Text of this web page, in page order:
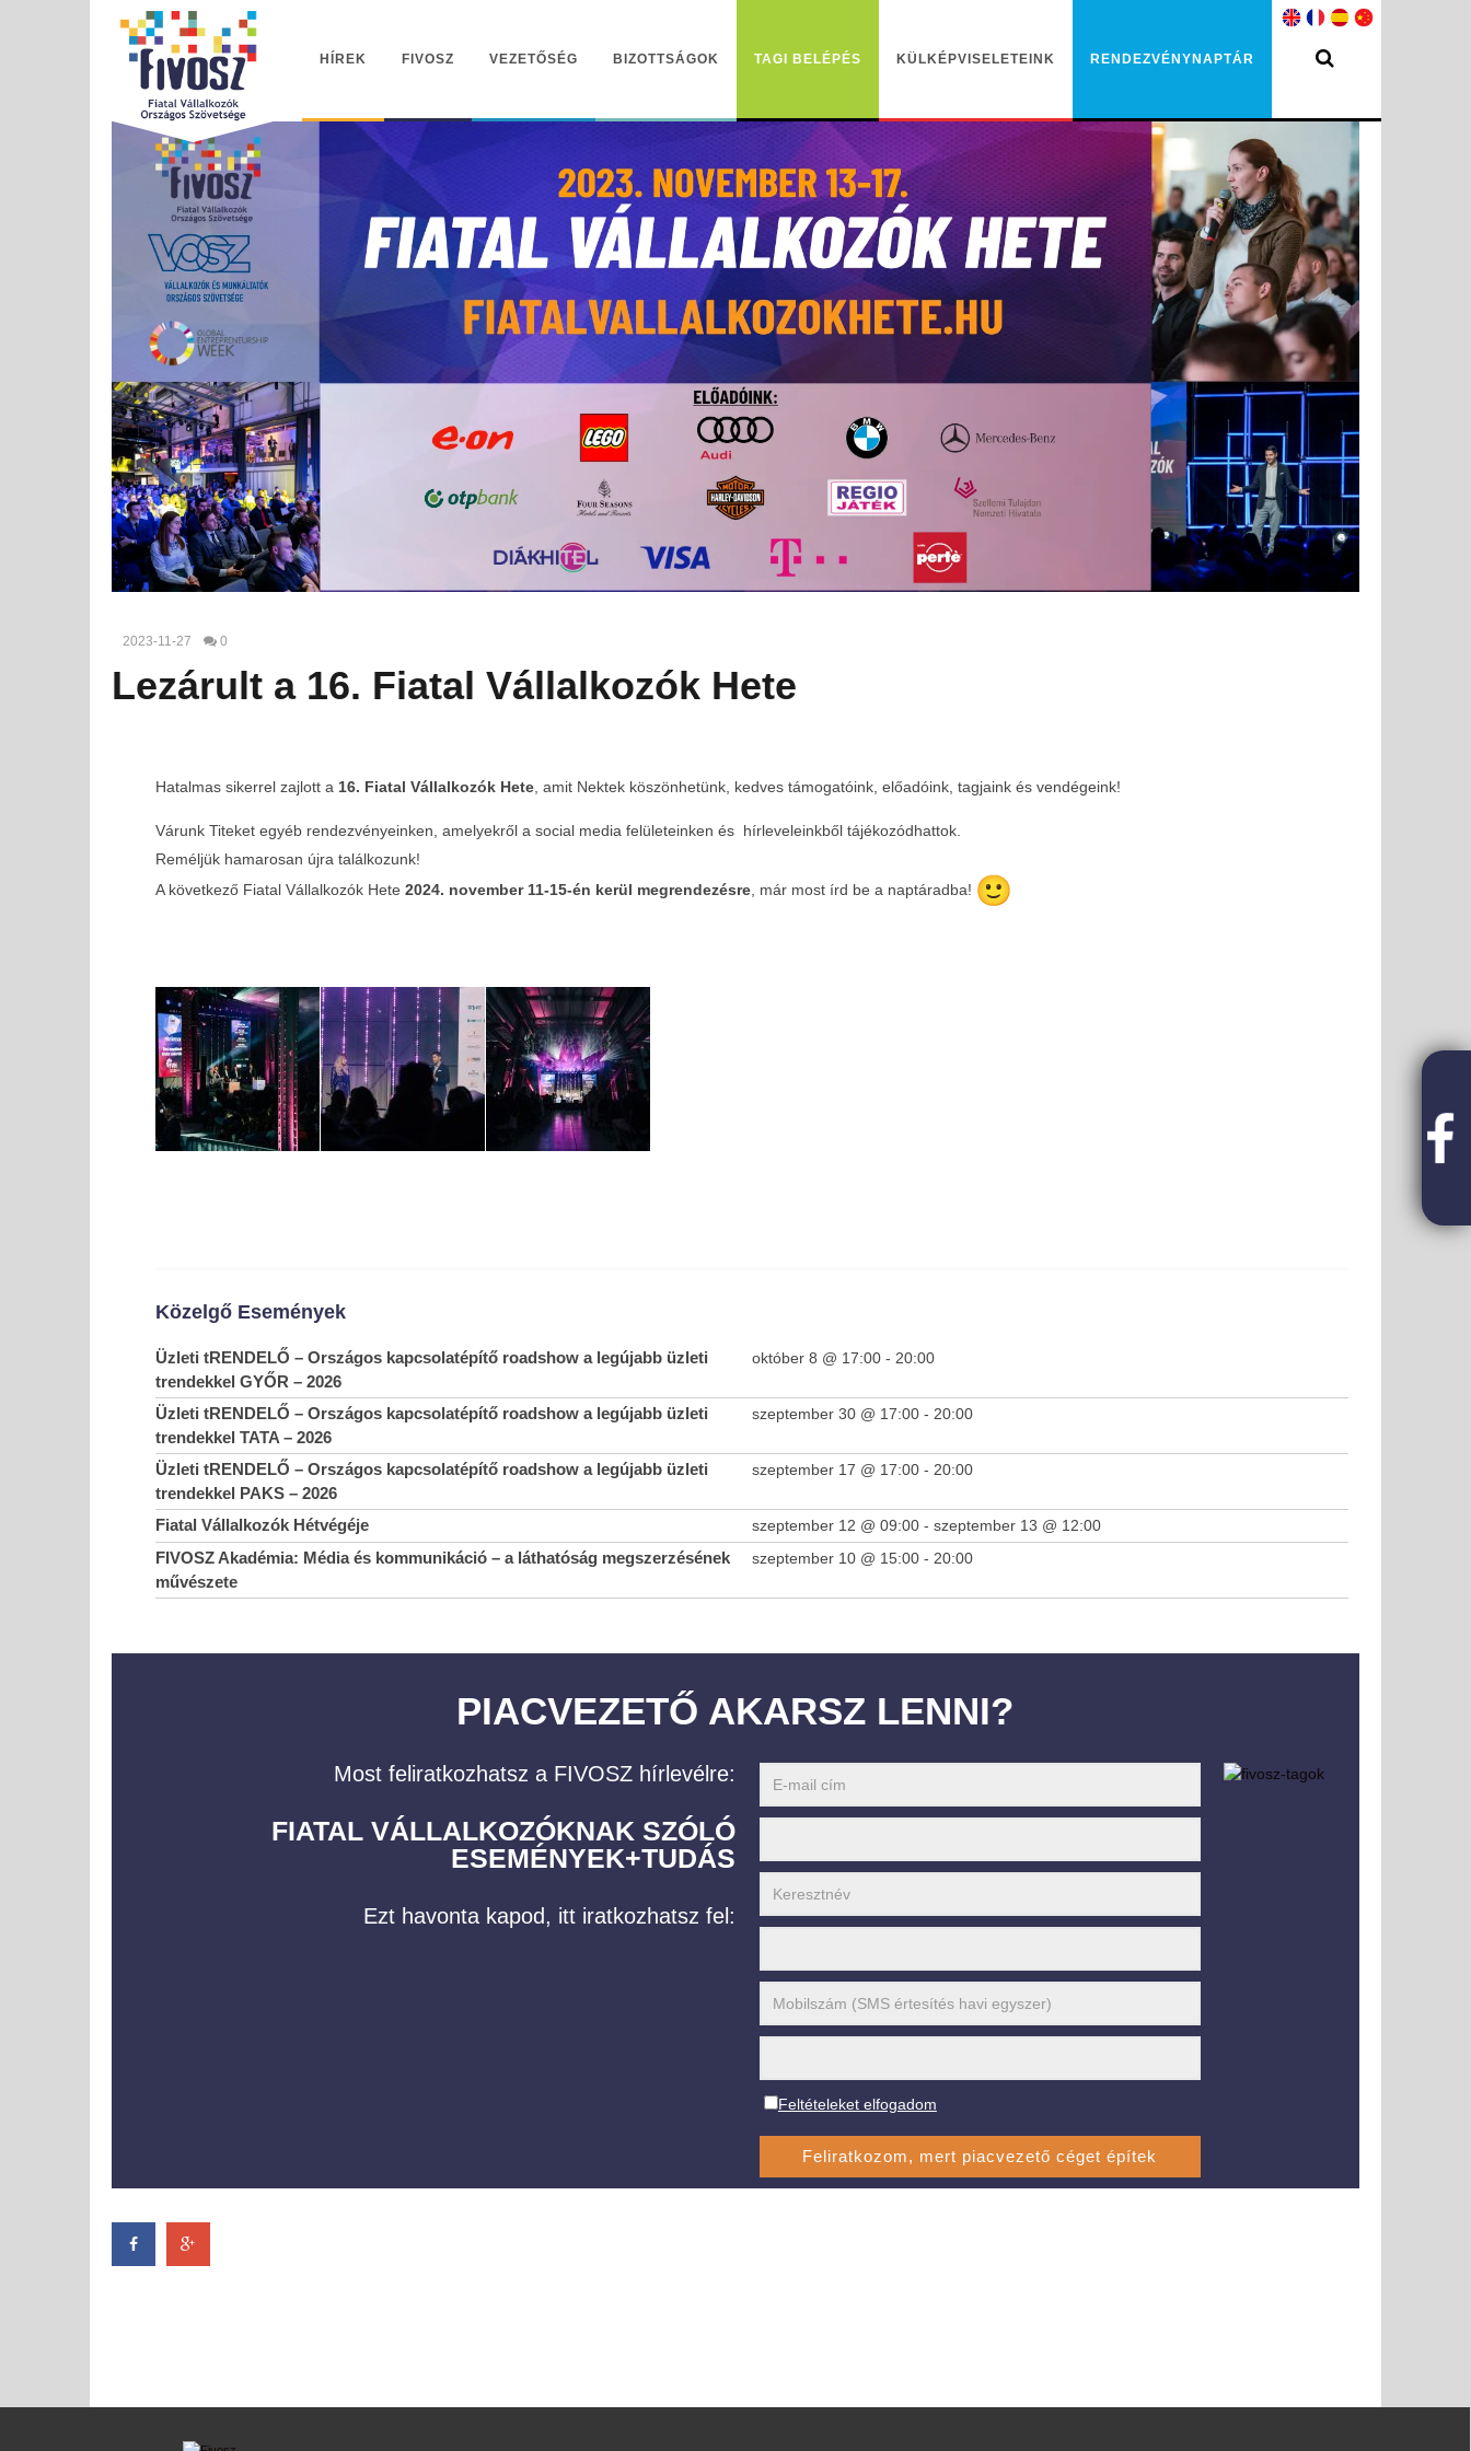
HÍREK FIVOSZ VEZETŐSÉG BIZOTTSÁGOK TAGI BELÉPÉS KÜLKÉPVISELETEINK RENDEZVÉNYNAPTÁR
2023-11-27 0
Lezárult a 16. Fiatal Vállalkozók Hete
MOST NÉZED
Lezárult a 16. Fiatal Vállalkozók Hete
2023-
11-27
Teltházas FIVOSZ Garden Party-t tartottunk a Continental
CityGolf Clubban
2023-
11-27
SOLD OUT - FIVOSZ Garden Party az AVIS-sel – A nyár
legjobb networking eseménye✨
2023-
11-27
Új régiós mozgásTÉR – üzleti lehetőségek, kapcsolatépítés
Aktív magyar szerepvállalás az OECD legmagasabb szintű
gazdaságpolitikai fórumán a párizsi Ministerial Council
2023-
11-27
Zártkörű szakmai meetupot tartott a FIVOSZ Építőipari és
2023-
2023-
19 éves a FIVOSZ: új munkacsoportokkal és szakmai
Üzleti tRENDELŐ – Országos kapcsolatépítő roadshow a
Hatalmas sikerrel zajlott a 16. Fiatal Vállalkozók Hete, amit Nektek köszönhetünk, kedves támogatóink, előadóink, tagjaink és vendégeink!
Várunk Titeket egyéb rendezvényeinken, amelyekről a social media felületeinken és hírleveleinkből tájékozódhattok.
Reméljük hamarosan újra találkozunk!
A következő Fiatal Vállalkozók Hete 2024. november 11-15-én kerül megrendezésre, már most írd be a naptáradba!
Közelgő Események
Üzleti tRENDELŐ – Országos kapcsolatépítő roadshow a legújabb üzleti
trendekkel GYŐR – 2026
október 8 @ 17:00- 20:00
Üzleti tRENDELŐ – Országos kapcsolatépítő roadshow a legújabb üzleti
trendekkel TATA – 2026
szeptember 30 @ 17:00- 20:00
Üzleti tRENDELŐ – Országos kapcsolatépítő roadshow a legújabb üzleti
trendekkel PAKS – 2026
szeptember 17 @ 17:00- 20:00
Fiatal Vállalkozók Hétvégéje szeptember 12 @ 09:00- szeptember 13 @ 12:00
FIVOSZ Akadémia: Média és kommunikáció – a láthatóság megszerzésének
művészete
szeptember 10 @ 15:00- 20:00
PIACVEZETŐ AKARSZ LENNI?
Most feliratkozhatsz a FIVOSZ hírlevélre:
FIATAL VÁLLALKOZÓKNAK SZÓLÓ
ESEMÉNYEK+TUDÁS
Ezt havonta kapod, itt iratkozhatsz fel:
Feltételeket elfogadom